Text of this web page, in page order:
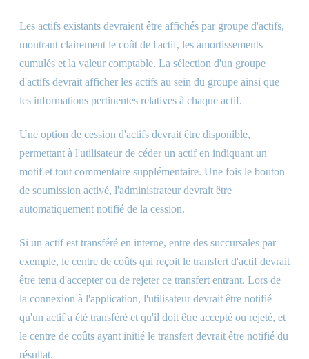
Les actifs existants devraient être affichés par groupe d'actifs,
montrant clairement le coût de l'actif, les amortissements
cumulés et la valeur comptable. La sélection d'un groupe
d'actifs devrait afficher les actifs au sein du groupe ainsi que
les informations pertinentes relatives à chaque actif.
Une option de cession d'actifs devrait être disponible,
permettant à l'utilisateur de céder un actif en indiquant un
motif et tout commentaire supplémentaire. Une fois le bouton
de soumission activé, l'administrateur devrait être
automatiquement notifié de la cession.
Si un actif est transféré en interne, entre des succursales par
exemple, le centre de coûts qui reçoit le transfert d'actif devrait
être tenu d'accepter ou de rejeter ce transfert entrant. Lors de
la connexion à l'application, l'utilisateur devrait être notifié
qu'un actif a été transféré et qu'il doit être accepté ou rejeté, et
le centre de coûts ayant initié le transfert devrait être notifié du
résultat.